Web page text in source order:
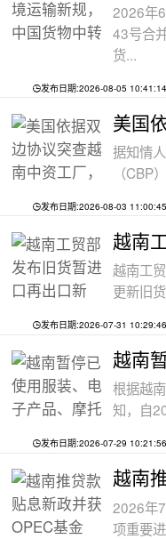
2026年
43号合
货...
发布日期:2026-08-05 10:41:14
据知情
（CBP
发布日期:2026-08-03 11:00:45
越南工
更新旧
发布日期:2026-07-31 10:29:46
根据越
知，自
发布日期:2026-07-29 10:21:56
2026年
项重要